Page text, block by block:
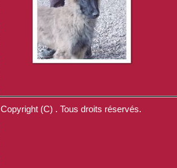
Copyright (C) . Tous droits réservés.